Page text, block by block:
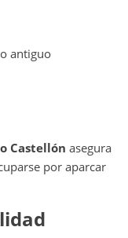
antiguo
Castellón asegura
por aparcar